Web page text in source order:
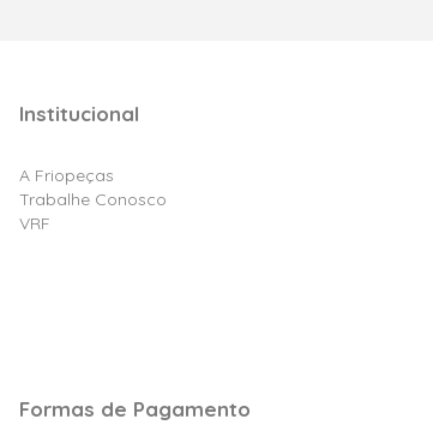
Institucional
A Friopeças
Trabalhe Conosco
VRF
Formas de Pagamento